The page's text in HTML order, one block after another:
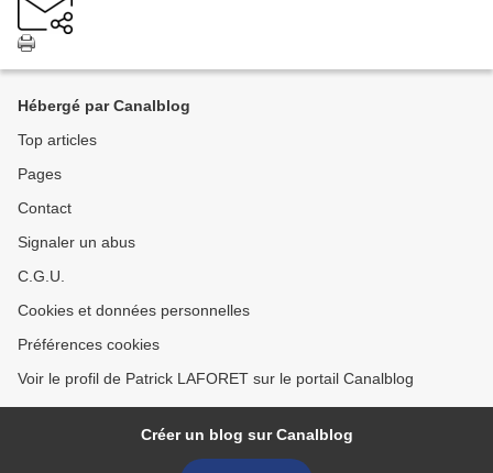
Hébergé par Canalblog
Top articles
Pages
Contact
Signaler un abus
C.G.U.
Cookies et données personnelles
Préférences cookies
Voir le profil de Patrick LAFORET sur le portail Canalblog
Créer un blog sur Canalblog